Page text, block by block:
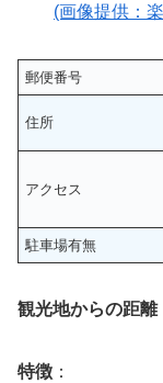
(画像提供：
郵便番号
住所
アクセス
駐車場有無
観光地からの距離
特徴 ：